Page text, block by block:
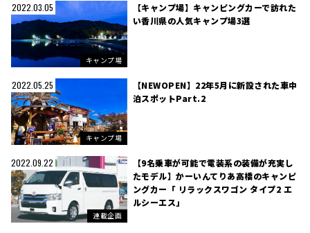
2022.03.05
キャンプ場
【キャンプ場】キャンピングカーで訪れた
い香川県の人気キャンプ場3選
2022.05.25
キャンプ場
【NEWOPEN】22年5月に新設された車中
泊スポットPart.2
2022.09.22
連載企画
【9名乗車が可能で電装系の装備が充実し
たモデル】かーいんてりあ高橋のキャンピ
ングカー「 リラックスワゴン タイプ2 エ
ルシーエス」